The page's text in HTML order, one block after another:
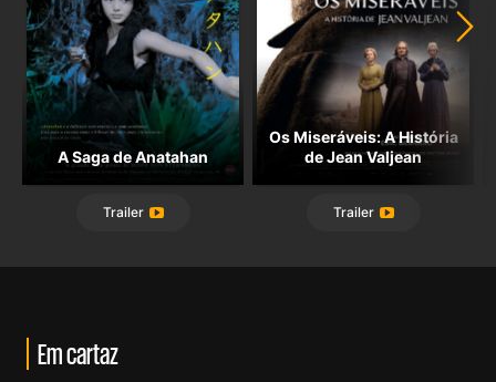
A Saga de Anatahan
Trailer
Os Miseráveis: A História
de Jean Valjean
Trailer
Em cartaz